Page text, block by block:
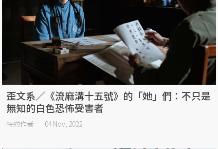
歪文系／《流麻溝十五號》的「她」們：不只是
無知的白色恐怖受害者
特約作者 04 Nov, 2022